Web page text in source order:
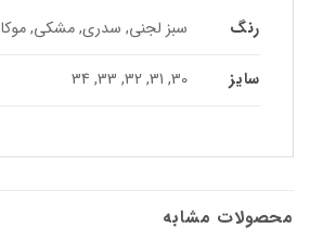
رنگ سبز لجنی, سدری, مشکی, موکا
سایز 30, 31, 32, 33, 34
محصولات مشابه